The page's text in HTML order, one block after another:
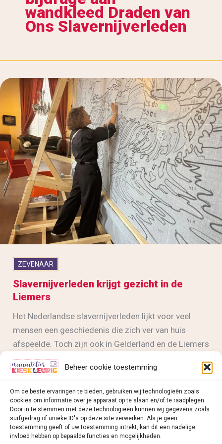
Beheer cookie toestemming
Om de beste ervaringen te bieden, gebruiken wij technologieën zoals
cookies om informatie over je apparaat op te slaan en/of te raadplegen.
Door in te stemmen met deze technologieën kunnen wij gegevens zoals
surfgedrag of unieke ID's op deze site verwerken. Als je geen
toestemming geeft of uw toestemming intrekt, kan dit een nadelige
invloed hebben op bepaalde functies en mogelijkheden.
wandkleed Draden van
Ons Slavernijverleden
ZEVENAAR
Slavernijverleden krijgt gezicht in de
Liemers
Het Nederlandse slavernijverleden lijkt voor veel
mensen een geschiedenis die zich ver van huis
afspeelde. Toch zijn ook in Gelderland en de Liemers
sporen van dit verleden terug te vinden. Vanaf 27 juni
zijn in de Turmac Cultuurfabriek in Zevenaar twee
wandkleed Draden van Ons Slavernijverleden en het
verhaal van Prudentia, een in slavernij geboren meisje
met een directe band met de Liemers.